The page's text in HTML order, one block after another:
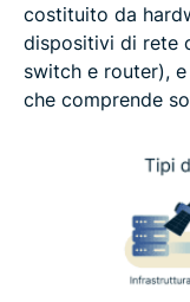
costituito da
dispositivi di rete
switch e router),
che comprende